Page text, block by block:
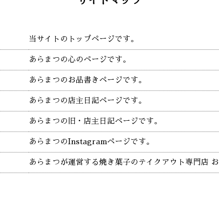
当サイトのトップページです。
あらまつの心のページです。
あらまつのお品書きページです。
あらまつの店主日記ページです。
あらまつの旧・店主日記ページです。
あらまつのInstagramページです。
あらまつが運営する焼き菓子のテイクアウト専門店